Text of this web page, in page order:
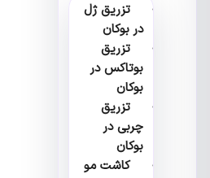
تزریق ژل
در بوکان
تزریق
بوتاکس در
بوکان
تزریق
چربی در
بوکان
کاشت مو